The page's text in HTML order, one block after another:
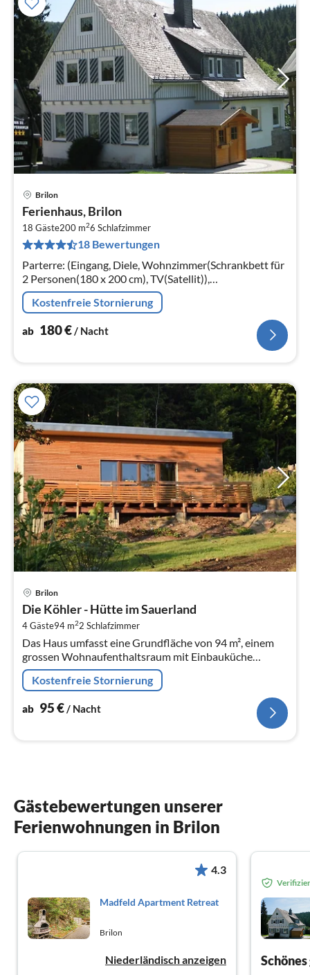
Brilon
Ferienhaus, Brilon
18 Gäste200 m26 Schlafzimmer
18 Bewertungen
Parterre: (Eingang, Diele, Wohnzimmer(Schrankbett für
2 Personen(180 x 200 cm), TV(Satellit)),
Küche(Kochherd(Ceranfeld), Backofen, Mikrowelle,
Spülmaschine)
Kostenfreie Stornierung
ab 180€ / Nacht
Brilon
Die Köhler - Hütte im Sauerland
4 Gäste94 m22 Schlafzimmer
Das Haus umfasst eine Grundfläche von 94 m², einem
grossen Wohnaufenthaltsraum mit Einbauküche
(Kühlschrank, Kochfeld, Spülmaschine)
Kostenfreie Stornierung
ab 95€/ Nacht
Gästebewertungen unserer
Ferienwohnungen in Brilon
4.3
Madfeld Apartment Retreat
Brilon
Niederländisch anzeigen